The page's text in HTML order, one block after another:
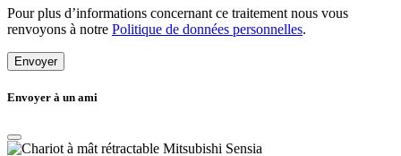
Pour plus d’informations concernant ce traitement nous vous
renvoyons à notre Politique de données personnelles.
Envoyer
Envoyer à un ami